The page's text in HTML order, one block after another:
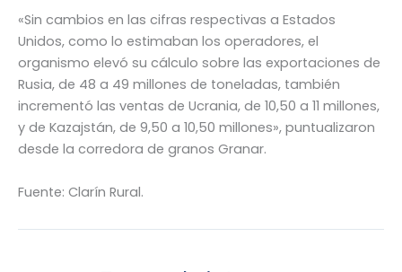
«Sin cambios en las cifras respectivas a Estados
Unidos, como lo estimaban los operadores, el
organismo elevó su cálculo sobre las exportaciones de
Rusia, de 48 a 49 millones de toneladas, también
incrementó las ventas de Ucrania, de 10,50 a 11 millones,
y de Kazajstán, de 9,50 a 10,50 millones», puntualizaron
desde la corredora de granos Granar.
Fuente: Clarín Rural.